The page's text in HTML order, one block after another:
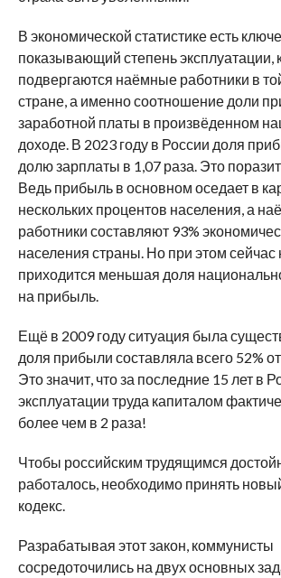
В экономической статистике есть
показывающий степень эксплуатации,
подвергаются наёмные работники в
стране, а именно соотношение доли
заработной платы в произвёденном
доходе. В 2023 году в России доля
долю зарплаты в 1,07 раза. Это
Ведь прибыль в основном оседает в
нескольких процентов населения, а
работники составляют 93%
населения страны. Но при этом сейчас
приходится меньшая доля
на прибыль.
Ещё в 2009 году ситуация была
доля прибыли составляла всего 52%
Это значит, что за последние 15 лет в
эксплуатации труда капиталом
более чем в 2 раза!
Чтобы российским трудящимся
работалось, необходимо принять
кодекс.
Разрабатывая этот закон, коммунисты
сосредоточились на двух основных